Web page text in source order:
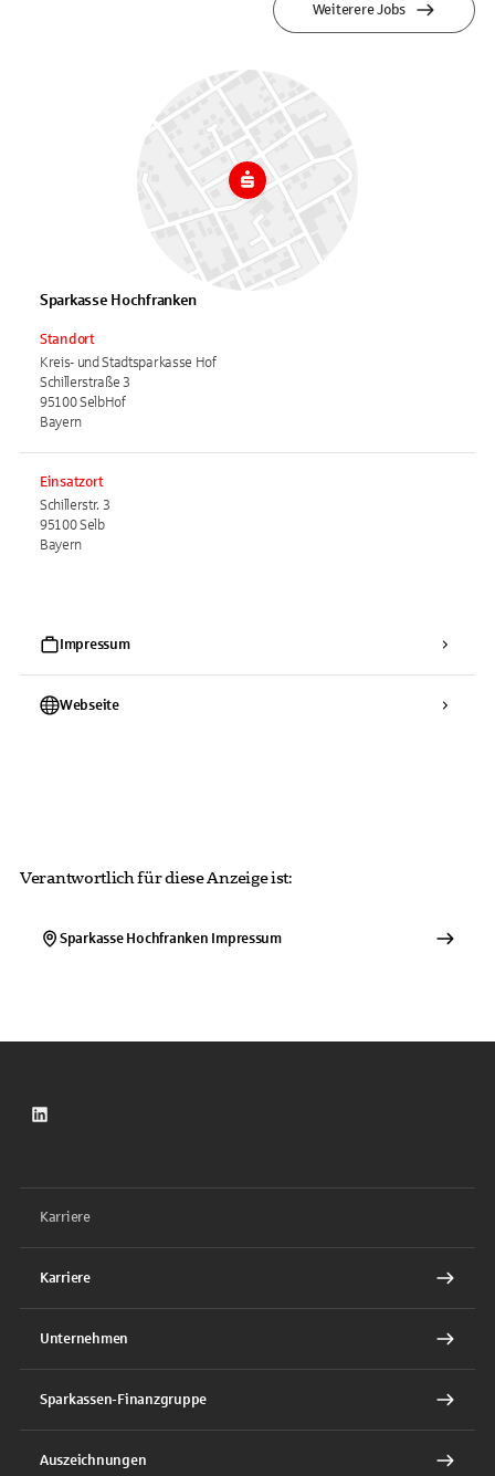
Weiterere Jobs
Sparkasse Hochfranken
Standort
Kreis- und Stadtsparkasse Hof
Schillerstraße 3
95100 SelbHof
Bayern
Einsatzort
Schillerstr. 3
95100 Selb
Bayern
Impressum
Webseite
Verantwortlich für diese Anzeige ist:
Sparkasse Hochfranken Impressum
LinkedIn
Karriere
Karriere
Unternehmen
Sparkassen-Finanzgruppe
Auszeichnungen